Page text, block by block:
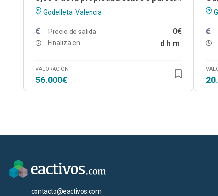
Godelleta, Valencia
Precio de salida 0€
Finaliza en d h m
VALORACIÓN
56.000€
contacto@eactivos.com